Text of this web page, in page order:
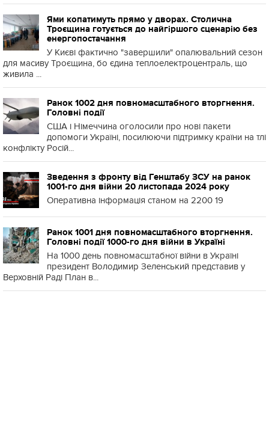
Ями копатимуть прямо у дворах. Столична
Троєщина готується до найгіршого сценарію без
енергопостачання
У Києві фактично "завершили" опалювальний сезон
для масиву Троєщина, бо єдина теплоелектроцентраль, що
живила ...
Ранок 1002 дня повномасштабного вторгнення.
Головні події
США і Німеччина оголосили про нові пакети
допомоги Україні, посилюючи підтримку країни на тлі
конфлікту Росій...
Зведення з фронту від Генштабу ЗСУ на ранок
1001-го дня війни 20 листопада 2024 року
Оперативна інформація станом на 2200 19
Ранок 1001 дня повномасштабного вторгнення.
Головні події 1000-го дня війни в Україні
На 1000 день повномасштабної війни в Україні
президент Володимир Зеленський представив у
Верховній Раді План в...